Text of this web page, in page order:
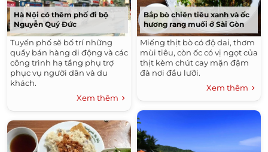
Hà Nội có thêm phố đi bộ
Nguyễn Quý Đức
Tuyến phố sẽ bố trí những
quầy bán hàng di động và các
công trình hạ tầng phụ trợ
phục vụ người dân và du
khách.
Xem thêm
Bắp bò chiên tiêu xanh và ốc
hương rang muối ở Sài Gòn
Miếng thịt bò có độ dai, thơm
mùi tiêu, còn ốc có vị ngọt của
thịt kèm chút cay mặn đậm
đà nơi đầu lưỡi.
Xem thêm